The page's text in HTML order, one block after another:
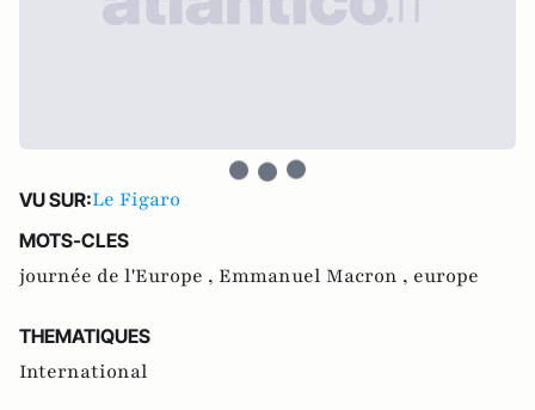
VU SUR:Le Figaro
MOTS-CLES
journée de l'Europe , Emmanuel Macron , europe
THEMATIQUES
International